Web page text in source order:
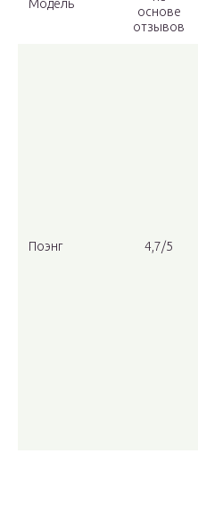
Модель
основе
отзывов
Поэнг 4,7/5